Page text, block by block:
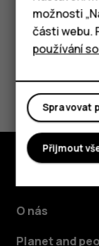
Tablety
Pomohlo
Ano Ne
O nás
Planet and
možnosti
části webu.
používání
Spravovat
Přijmout